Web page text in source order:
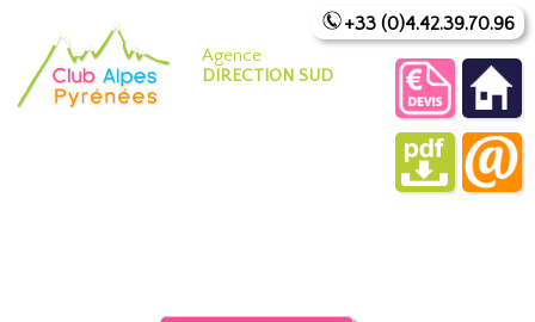
Agence
DIRECTION SUD
+33 (0)4.42.39.70.96